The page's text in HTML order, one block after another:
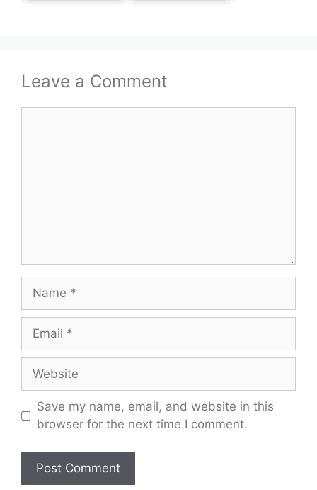
Leave a Comment
Name
Email
Website
Save my name, email, and website in this
browser for the next time I comment.